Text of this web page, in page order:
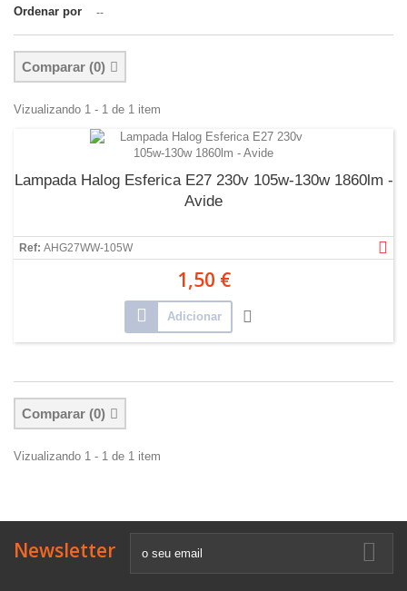
Ordenar por --
Comparar (0)
Vizualizando 1 - 1 de 1 item
Lampada Halog Esferica E27 230v 105w-130w 1860lm -
Avide
Ref: AHG27WW-105W
1,50 €
Adicionar
Comparar (0)
Vizualizando 1 - 1 de 1 item
Newsletter